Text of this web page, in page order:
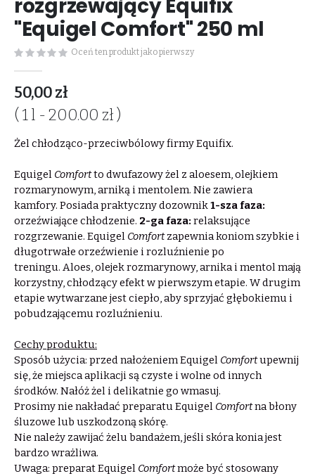
rozgrzewający Equifix
"Equigel Comfort" 250 ml
Oceń ten produkt jako pierwszy
50,00 zł
( 1 l - 200.00 zł )
Żel chłodząco-przeciwbólowy firmy Equifix.
Equigel Comfortto dwufazowy żel z aloesem, olejkiem
rozmarynowym, arniką i mentolem. Nie zawiera
kamfory. Posiada praktyczny dozownik1-sza faza:
orzeźwiające chłodzenie. 2-ga faza: relaksujące
rozgrzewanie. Equigel Comfortzapewnia koniom szybkie i
długotrwałe orzeźwienie i rozluźnienie po
treningu. Aloes, olejek rozmarynowy, arnika i mentol mają
korzystny, chłodzący efekt w pierwszym etapie. W drugim
etapie wytwarzane jest ciepło, aby sprzyjać głębokiemu i
pobudzającemu rozluźnieniu.
Cechy produktu:
Sposób użycia: przed nałożeniem Equigel Comfortupewnij
się, że miejsca aplikacji są czyste i wolne od innych
środków. Nałóż żel i delikatnie go wmasuj.
Prosimy nie nakładać preparatu Equigel Comfortna błony
śluzowe lub uszkodzoną skórę.
Nie należy zawijać żelu bandażem, jeśli skóra konia jest
bardzo wrażliwa.
Uwaga: preparat Equigel Comfortmoże być stosowany